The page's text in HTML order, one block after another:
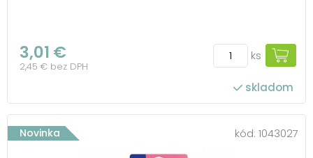
3,01 €
2,45 € bez DPH
ks
skladom
Novinka kód: 1043027